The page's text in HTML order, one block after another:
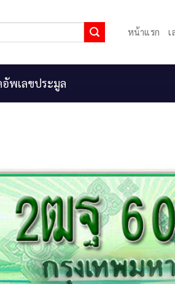
หน้าแรก
พเลขประมูล